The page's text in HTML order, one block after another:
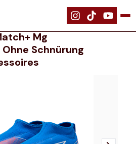
6 MATCH+ MG Fußballschuhe ohne
Mg
Schnürung